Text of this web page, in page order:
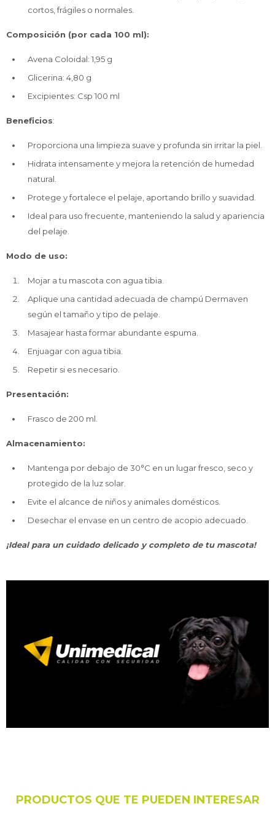
cortos, frágiles o normales.
Composición (por cada 100 ml):
Avena Coloidal: 1,95 g
Glicerina: 4,80 g
Excipientes: Csp 100 ml
Beneficios:
Proporciona una limpieza suave y profunda sin irritar la piel.
Hidrata intensamente y mejora la retención de humedad
natural.
Protege y fortalece el pelaje, aportando brillo y suavidad.
Ideal para uso frecuente, manteniendo la salud y apariencia
del pelaje.
Modo de uso:
Mojar a tu mascota con agua tibia.
Aplique una cantidad adecuada de champú Dermaven
según el tamaño y tipo de pelaje.
Masajear hasta formar abundante espuma.
Enjuagar con agua tibia.
Repetir si es necesario.
Presentación:
Frasco de 200 ml.
Almacenamiento:
Mantenga por debajo de 30°C en un lugar fresco, seco y
protegido de la luz solar.
Evite el alcance de niños y animales domésticos.
Desechar el envase en un centro de acopio adecuado.
¡Ideal para un cuidado delicado y completo de tu mascota!
PRODUCTOS QUE TE PUEDEN INTERESAR